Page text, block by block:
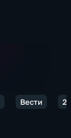
Вести